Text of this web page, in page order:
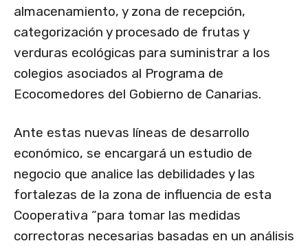
almacenamiento, y zona de recepción,
categorización y procesado de frutas y
verduras ecológicas para suministrar a los
colegios asociados al Programa de
Ecocomedores del Gobierno de Canarias.
Ante estas nuevas líneas de desarrollo
económico, se encargará un estudio de
negocio que analice las debilidades y las
fortalezas de la zona de influencia de esta
Cooperativa “para tomar las medidas
correctoras necesarias basadas en un análisis